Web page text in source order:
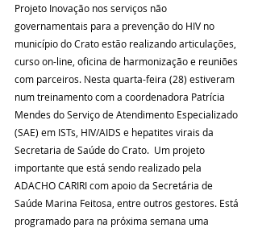
Projeto Inovação nos serviços não
governamentais para a prevenção do HIV no
município do Crato estão realizando articulações,
curso on-line, oficina de harmonização e reuniões
com parceiros. Nesta quarta-feira (28) estiveram
num treinamento com a coordenadora Patrícia
Mendes do Serviço de Atendimento Especializado
(SAE) em ISTs, HIV/AIDS e hepatites virais da
Secretaria de Saúde do Crato.  Um projeto
importante que está sendo realizado pela
ADACHO CARIRI com apoio da Secretária de
Saúde Marina Feitosa, entre outros gestores. Está
programado para na próxima semana uma